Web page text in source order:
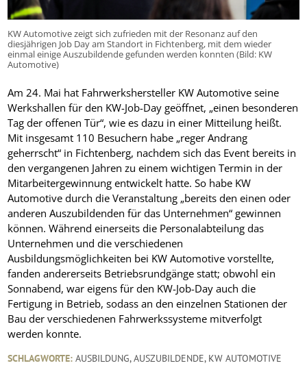
KW Automotive zeigt sich zufrieden mit der Resonanz auf den
diesjährigen Job Day am Standort in Fichtenberg, mit dem wieder
einmal einige Auszubildende gefunden werden konnten (Bild: KW
Automotive)
Am 24. Mai hat Fahrwerkshersteller KW Automotive seine
Werkshallen für den KW-Job-Day geöffnet, „einen besonderen
Tag der offenen Tür“, wie es dazu in einer Mitteilung heißt.
Mit insgesamt 110 Besuchern habe „reger Andrang
geherrscht“ in Fichtenberg, nachdem sich das Event bereits in
den vergangenen Jahren zu einem wichtigen Termin in der
Mitarbeitergewinnung entwickelt hatte. So habe KW
Automotive durch die Veranstaltung „bereits den einen oder
anderen Auszubildenden für das Unternehmen“ gewinnen
können. Während einerseits die Personalabteilung das
Unternehmen und die verschiedenen
Ausbildungsmöglichkeiten bei KW Automotive vorstellte,
fanden andererseits Betriebsrundgänge statt; obwohl ein
Sonnabend, war eigens für den KW-Job-Day auch die
Fertigung in Betrieb, sodass an den einzelnen Stationen der
Bau der verschiedenen Fahrwerkssysteme mitverfolgt
werden konnte.
SCHLAGWORTE: AUSBILDUNG,AUSZUBILDENDE, KW AUTOMOTIVE